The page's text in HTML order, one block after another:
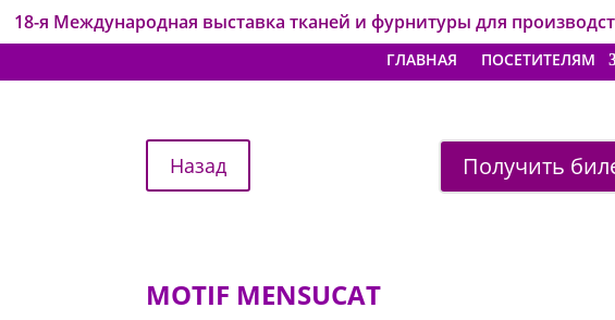
18-я Международная выставка тканей и фурнитуры для
ГЛАВНАЯ
ПОСЕТИТЕЛЯМ
Получить
MOTIF MENSUCAT